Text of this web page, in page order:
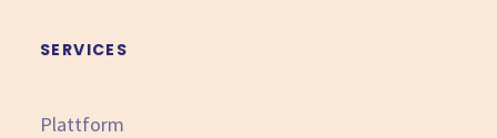
SERVICES
Plattform